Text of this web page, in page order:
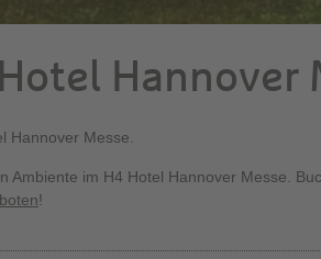
Hannover
Hannover Messe.
Ambiente im H4 Hotel Hannover Messe.
!